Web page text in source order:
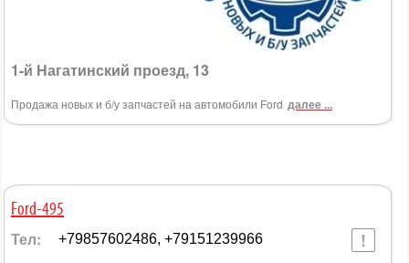
1-й Нагатинский проезд, 13
Продажа новых и б/у запчастей на автомобили Ford далее ...
Ford-495
Тел: +79857602486, +79151239966